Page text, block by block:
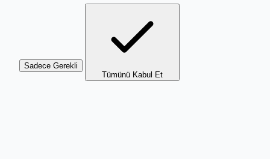
Sadece Gerekli
Tümünü Kabul Et